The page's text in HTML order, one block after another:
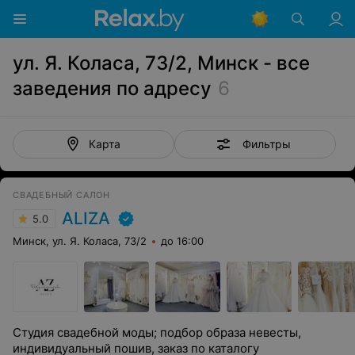
ул. Я. Коласа, 73/2, Минск - все
заведения по адресу 6
Карта Фильтры
СВАДЕБНЫЙ САЛОН
5.0 ALIZA
Минск, ул. Я. Коласа, 73/2 до 16:00
Студия свадебной моды; подбор образа невесты,
индивидуальный пошив, заказ по каталогу